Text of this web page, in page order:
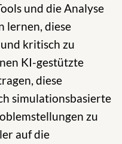
und die Analyse
lernen, diese
kritisch zu
KI-gestützte
diese
simulationsbasierte
zu
auf die